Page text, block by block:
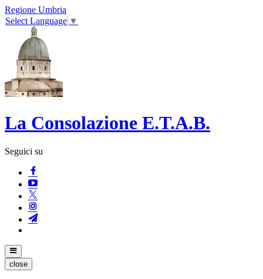
Regione Umbria
Select Language ▼
La Consolazione E.T.A.B.
Seguici su
close